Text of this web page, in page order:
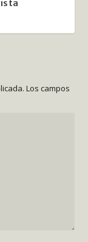
Los campos